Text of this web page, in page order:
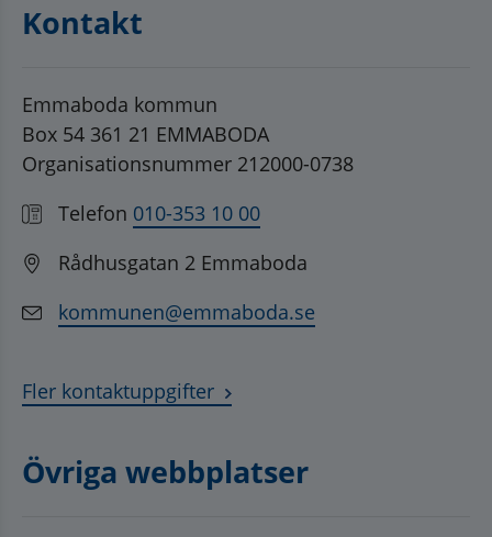
Kontakt
Emmaboda kommun
Box 54 361 21 EMMABODA
Organisationsnummer 212000-0738
Telefon 010-353 10 00
Rådhusgatan 2 Emmaboda
kommunen@emmaboda.se
Fler kontaktuppgifter
Övriga webbplatser